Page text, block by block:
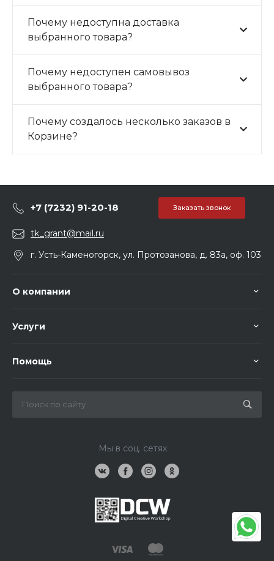
Почему недоступна доставка
выбранного товара?
Почему недоступен самовывоз
выбранного товара?
Почему создалось несколько заказов в
Корзине?
+7 (7232) 91-20-18 Заказать звонок
tk_grant@mail.ru
г. Усть-Каменогорск, ул. Протозанова, д. 83а, оф. 103
О компании
Услуги
Помощь
Мы в соц. сетях